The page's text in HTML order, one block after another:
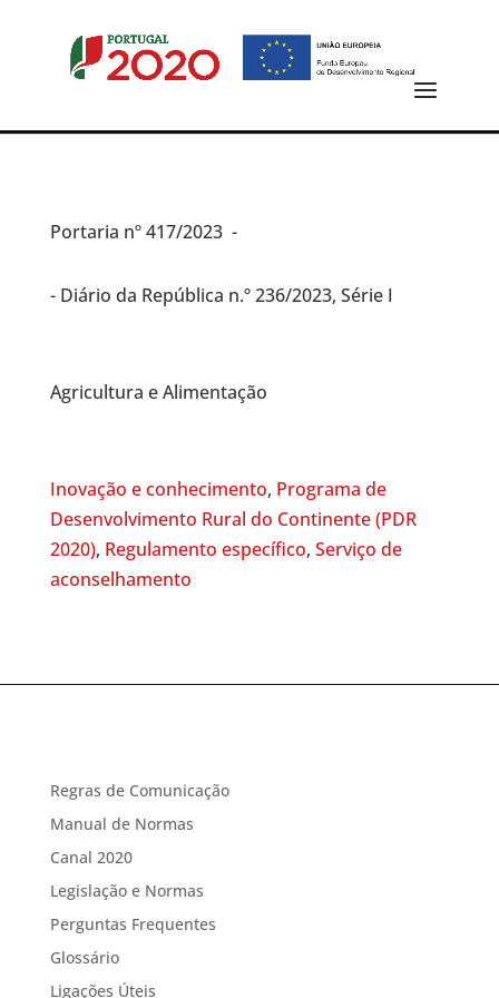
Portaria nº 417/2023 -
- Diário da República n.º 236/2023, Série I
Agricultura e Alimentação
Inovação e conhecimento, Programa de
Desenvolvimento Rural do Continente (PDR
2020), Regulamento específico, Serviço de
aconselhamento
Regras de Comunicação
Manual de Normas
Canal 2020
Legislação e Normas
Perguntas Frequentes
Glossário
Ligações Úteis